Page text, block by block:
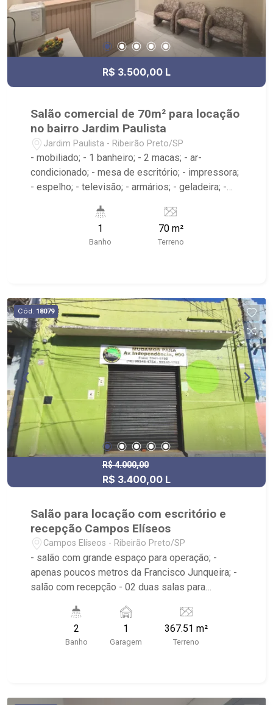
R$ 3.500,00 L
Salão comercial de 70m² para locação
no bairro Jardim Paulista
Jardim Paulista - Ribeirão Preto/SP
- mobiliado; - 1 banheiro; - 2 macas; - ar-
condicionado; - mesa de escritório; - impressora;
- espelho; - televisão; - armários; - geladeira; -
Próximo ao Savegnago, Avenida Dr. Francisco
Junqueira e Avenida Treze de Maio.
1
Banho
70 m²
Terreno
Cód. 18079
R$ 4.000,00
R$ 3.400,00 L
Salão para locação com escritório e
recepção Campos Elíseos
Campos Elíseos - Ribeirão Preto/SP
- salão com grande espaço para operação; -
apenas poucos metros da Francisco Junqueira; -
salão com recepção - 02 duas salas para
para oficina ou loja de motos, máquinas de
costura, comércio em geral, loja de peças entre
2
Banho
1
Garagem
367.51 m²
Terreno